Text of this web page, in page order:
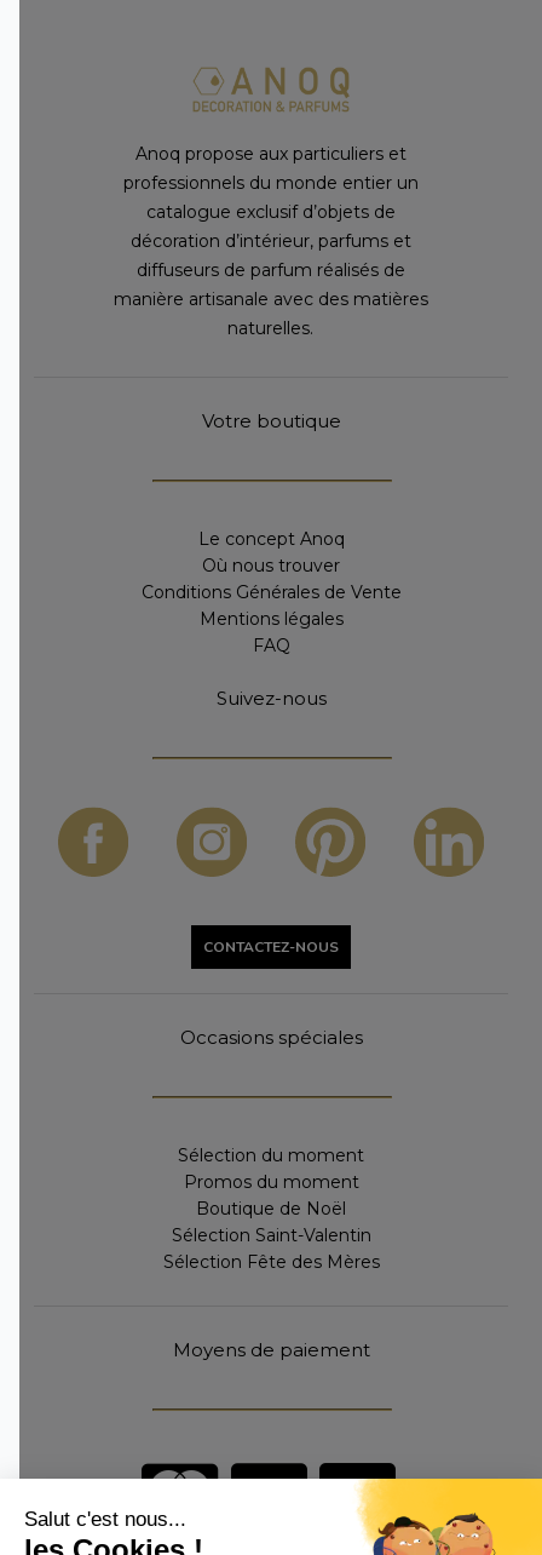
Anoq propose aux particuliers et
professionnels du monde entier un
catalogue exclusif d’objets de
décoration d’intérieur, parfums et
diffuseurs de parfum réalisés de
manière artisanale avec des matières
naturelles.
Votre boutique
Le concept Anoq
Où nous trouver
Conditions Générales de Vente
Mentions légales
FAQ
Suivez-nous
CONTACTEZ-NOUS
Occasions spéciales
Sélection du moment
Promos du moment
Boutique de Noël
Sélection Saint-Valentin
Sélection Fête des Mères
Moyens de paiement